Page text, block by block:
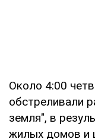
Около 4:00
обстреливали
земля", в
жилых домов и